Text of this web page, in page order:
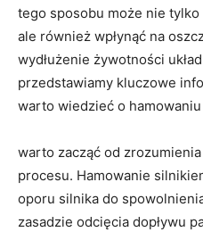
tego sposobu może nie
ale również wpłynąć na
wydłużenie żywotności
przedstawiamy kluczowe
warto wiedzieć o
warto zacząć od
procesu. Hamowanie
oporu silnika do
zasadzie odcięcia dopływu